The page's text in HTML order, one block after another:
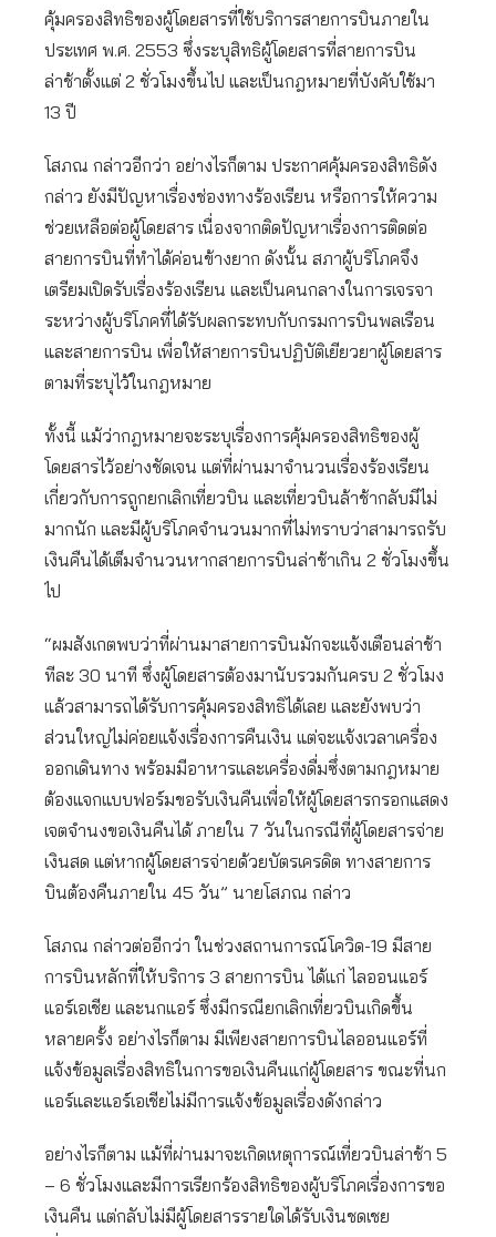
คุ้มครองสิทธิของผู้โดยสารที่ใช้บริการสายการบินภายใน
ประเทศ พ.ศ. 2553 ซึ่งระบุสิทธิผู้โดยสารที่สายการบิน
ล่าช้าตั้งแต่ 2 ชั่วโมงขึ้นไป และเป็นกฎหมายที่บังคับใช้มา
13 ปี
โสภณ กล่าวอีกว่า อย่างไรก็ตาม ประกาศคุ้มครองสิทธิดัง
กล่าว ยังมีปัญหาเรื่องช่องทางร้องเรียน หรือการให้ความ
ช่วยเหลือต่อผู้โดยสาร เนื่องจากติดปัญหาเรื่องการติดต่อ
สายการบินที่ทำได้ค่อนข้างยาก ดังนั้น สภาผู้บริโภคจึง
เตรียมเปิดรับเรื่องร้องเรียน และเป็นคนกลางในการเจรจา
ระหว่างผู้บริโภคที่ได้รับผลกระทบกับกรมการบินพลเรือน
และสายการบิน เพื่อให้สายการบินปฏิบัติเยียวยาผู้โดยสาร
ตามที่ระบุไว้ในกฎหมาย
ทั้งนี้ แม้ว่ากฎหมายจะระบุเรื่องการคุ้มครองสิทธิของผู้
โดยสารไว้อย่างชัดเจน แต่ที่ผ่านมาจำนวนเรื่องร้องเรียน
เกี่ยวกับการถูกยกเลิกเที่ยวบิน และเที่ยวบินล้าช้ากลับมีไม่
มากนัก และมีผู้บริโภคจำนวนมากที่ไม่ทราบว่าสามารถรับ
เงินคืนได้เต็มจำนวนหากสายการบินล่าช้าเกิน 2 ชั่วโมงขึ้น
ไป
“ผมสังเกตพบว่าที่ผ่านมาสายการบินมักจะแจ้งเตือนล่าช้า
ทีละ 30 นาที ซึ่งผู้โดยสารต้องมานับรวมกันครบ 2 ชั่วโมง
แล้วสามารถได้รับการคุ้มครองสิทธิได้เลย และยังพบว่า
ส่วนใหญ่ไม่ค่อยแจ้งเรื่องการคืนเงิน แต่จะแจ้งเวลาเครื่อง
ออกเดินทาง พร้อมมีอาหารและเครื่องดื่มซึ่งตามกฎหมาย
ต้องแจกแบบฟอร์มขอรับเงินคืนเพื่อให้ผู้โดยสารกรอกแสดง
เจตจำนงขอเงินคืนได้ ภายใน 7 วันในกรณีที่ผู้โดยสารจ่าย
เงินสด แต่หากผู้โดยสารจ่ายด้วยบัตรเครดิต ทางสายการ
บินต้องคืนภายใน 45 วัน” นายโสภณ กล่าว
โสภณ กล่าวต่ออีกว่า ในช่วงสถานการณ์โควิด-19 มีสาย
การบินหลักที่ให้บริการ 3 สายการบิน ได้แก่ ไลออนแอร์
แอร์เอเชีย และนกแอร์ ซึ่งมีกรณียกเลิกเที่ยวบินเกิดขึ้น
หลายครั้ง อย่างไรก็ตาม มีเพียงสายการบินไลออนแอร์ที่
แจ้งข้อมูลเรื่องสิทธิในการขอเงินคืนแก่ผู้โดยสาร ขณะที่นก
แอร์และแอร์เอเชียไม่มีการแจ้งข้อมูลเรื่องดังกล่าว
อย่างไรก็ตาม แม้ที่ผ่านมาจะเกิดเหตุการณ์เที่ยวบินล่าช้า 5
– 6 ชั่วโมงและมีการเรียกร้องสิทธิของผู้บริโภคเรื่องการขอ
เงินคืน แต่กลับไม่มีผู้โดยสารรายใดได้รับเงินชดเชย